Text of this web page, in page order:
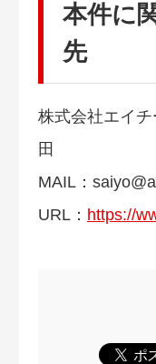
本件に
先
株式会社エイ
田
MAIL：
URL： https://